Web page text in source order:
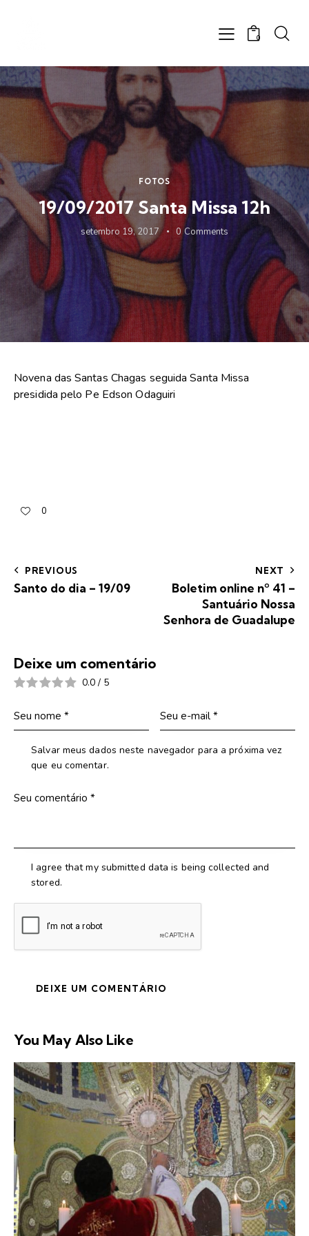
0
FOTOS
19/09/2017 Santa Missa 12h
setembro 19, 2017 0 Comments
Novena das Santas Chagas seguida Santa Missa
presidida pelo Pe Edson Odaguiri
0
PREVIOUS
Santo do dia – 19/09
NEXT
Boletim online nº 41 –
Santuário Nossa
Senhora de Guadalupe
Deixe um comentário
0.0 / 5
Salvar meus dados neste navegador para a próxima vez
que eu comentar.
I agree that my submitted data is being collected and
stored.
You May Also Like